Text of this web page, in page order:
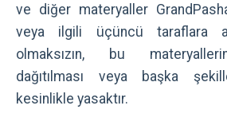
ve diğer materyaller
veya ilgili üçüncü taraflara
olmaksızın, bu
dağıtılması veya başka
kesinlikle yasaktır.